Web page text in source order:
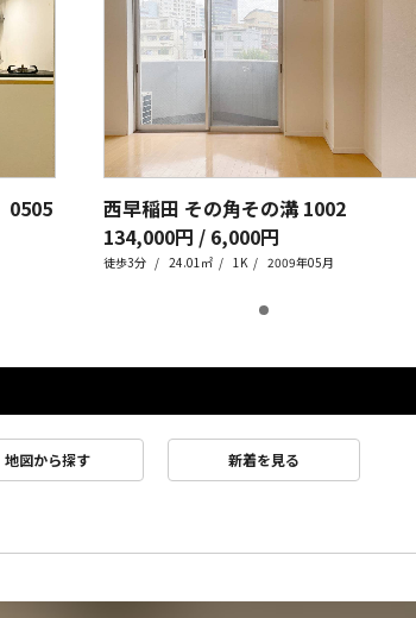
0505
西早稲田 その角その溝 1002
134,000円 / 6,000円
徒歩3分 24.01㎡ 1K 2009年05月
地図から探す 新着を見る